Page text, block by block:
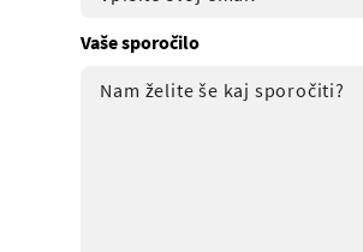
Vaše sporočilo